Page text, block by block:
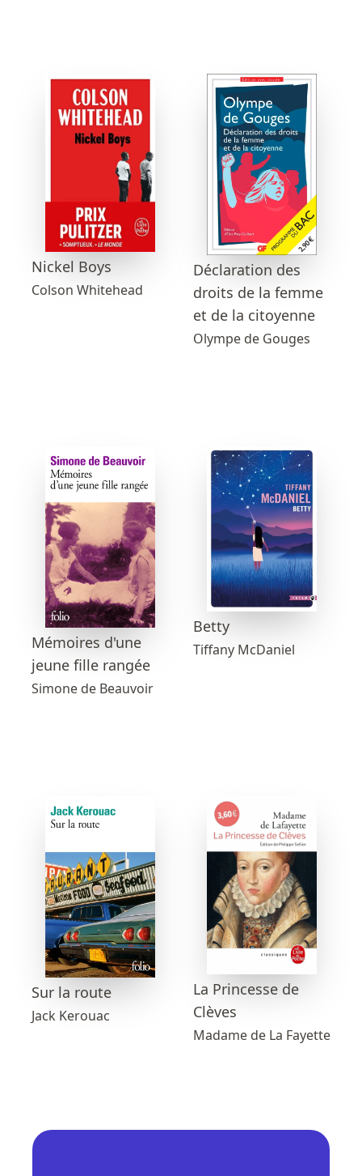
Nickel Boys
Colson Whitehead
Déclaration des
droits de la femme
et de la citoyenne
Olympe de Gouges
Mémoires d'une
jeune fille rangée
Simone de Beauvoir
Betty
Tiffany McDaniel
Sur la route
Jack Kerouac
La Princesse de
Clèves
Madame de La Fayette